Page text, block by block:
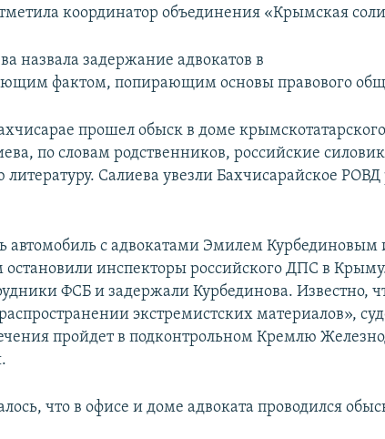
координатор объединения «Крымская
назвала задержание адвокатов в
фактом, попирающим основы правового
прошел обыск в доме
по словам родственников, российские
Салиева увезли Бахчисарайское РОВД
автомобиль с адвокатами Эмилем
инспекторы российского ДПС в
ФСБ и задержали Курбединова. Известно,
экстремистских материалов»,
пройдет в подконтрольном Кремлю
что в офисе и доме адвоката проводился